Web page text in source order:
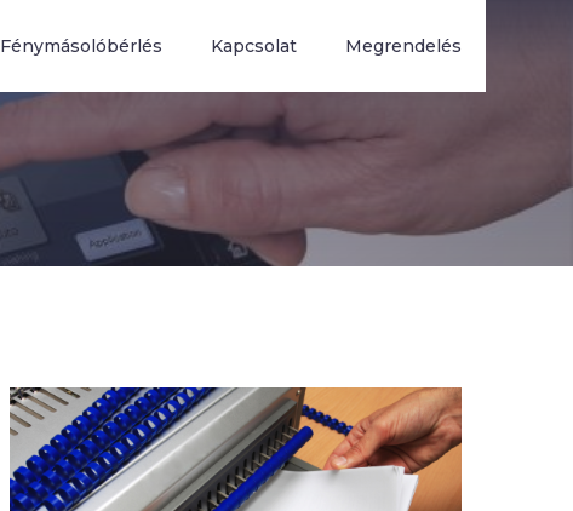
Fénymásolóbérlés Kapcsolat Megrendelés